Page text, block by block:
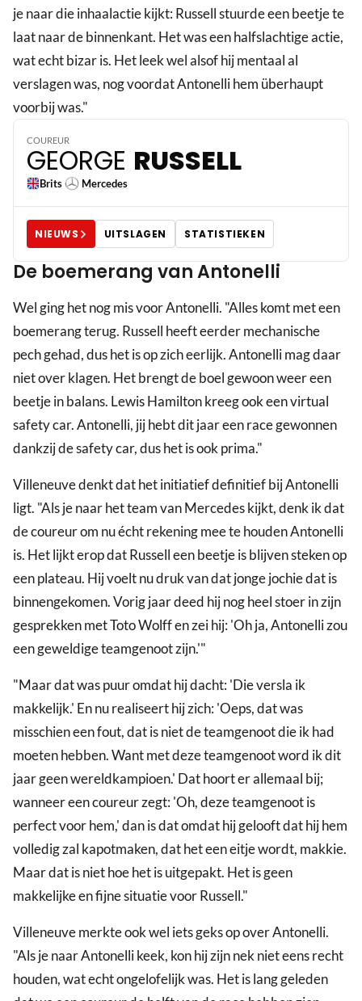
je naar die inhaalactie kijkt: Russell stuurde een beetje te
laat naar de binnenkant. Het was een halfslachtige actie,
wat echt bizar is. Het leek wel alsof hij mentaal al
verslagen was, nog voordat Antonelli hem überhaupt
voorbij was."
COUREUR
GEORGE RUSSELL
Brits Mercedes 63
NIEUWS UITSLAGEN STATISTIEKEN
De boemerang van Antonelli
Wel ging het nog mis voor Antonelli. "Alles komt met een
boemerang terug. Russell heeft eerder mechanische
pech gehad, dus het is op zich eerlijk. Antonelli mag daar
niet over klagen. Het brengt de boel gewoon weer een
beetje in balans. Lewis Hamilton kreeg ook een virtual
safety car. Antonelli, jij hebt dit jaar een race gewonnen
dankzij de safety car, dus het is ook prima."
Villeneuve denkt dat het initiatief definitief bij Antonelli
ligt. "Als je naar het team van Mercedes kijkt, denk ik dat
de coureur om nu écht rekening mee te houden Antonelli
is. Het lijkt erop dat Russell een beetje is blijven steken op
een plateau. Hij voelt nu druk van dat jonge jochie dat is
binnengekomen. Vorig jaar deed hij nog heel stoer in zijn
gesprekken met Toto Wolff en zei hij: 'Oh ja, Antonelli zou
een geweldige teamgenoot zijn.'"
"Maar dat was puur omdat hij dacht: 'Die versla ik
makkelijk.' En nu realiseert hij zich: 'Oeps, dat was
misschien een fout, dat is niet de teamgenoot die ik had
moeten hebben. Want met deze teamgenoot word ik dit
jaar geen wereldkampioen.' Dat hoort er allemaal bij;
wanneer een coureur zegt: 'Oh, deze teamgenoot is
perfect voor hem,' dan is dat omdat hij gelooft dat hij hem
volledig zal kapotmaken, dat het een eitje wordt, makkie.
Maar dat is niet hoe het is uitgepakt. Het is geen
makkelijke en fijne situatie voor Russell."
Villeneuve merkte ook wel iets geks op over Antonelli.
"Als je naar Antonelli keek, kon hij zijn nek niet eens recht
houden, wat echt ongelofelijk was. Het is lang geleden